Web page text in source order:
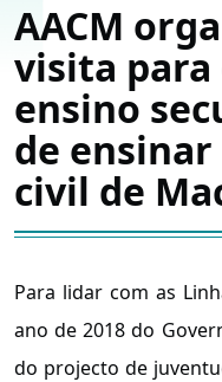
AACM
visita
ensino
de ensinar
civil de
Para lidar com as
ano de 2018 do
do projecto de